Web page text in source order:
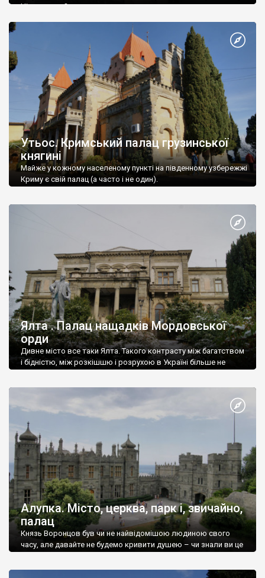
Ніжин греки?
Утьос. Кримський палац грузинської
княгині
Майже у кожному населеному пункті на південному узбережжі
Криму є свій палац (а часто і не один).
Ялта . Палац нащадків Мордовської
орди
Дивне місто все таки Ялта. Такого контрасту між багатством
і бідністю, між розкішшю і розрухою в Україні більше не
Алупка. Місто, церква, парк і, звичайно,
палац
Князь Воронцов був чи не найвідомішою людиною свого
часу, але давайте не будемо кривити душею – чи знали ви це